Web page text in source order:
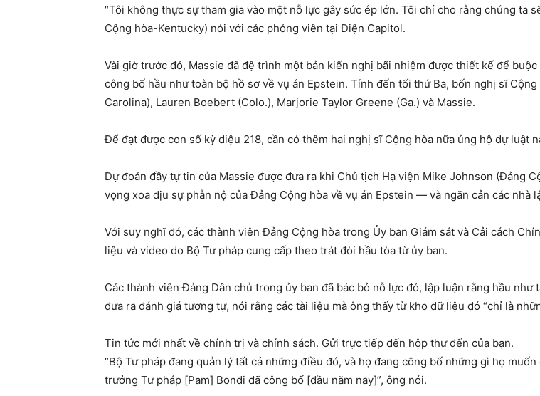
“Tôi không thực sự tham gia vào một nỗ lực gây sức ép lớn. Tôi chỉ cho rằng chúng ta
Cộng hòa-Kentucky) nói với các phóng viên tại Điện Capitol.
Vài giờ trước đó, Massie đã đệ trình một bản kiến ​​nghị bãi nhiệm được thiết kế để
công bố hầu như toàn bộ hồ sơ về vụ án Epstein. Tính đến tối thứ Ba, bốn nghị sĩ
Carolina), Lauren Boebert (Colo.), Marjorie Taylor Greene (Ga.) và Massie.
Để đạt được con số kỳ diệu 218, cần có thêm hai nghị sĩ Cộng hòa nữa ủng hộ dự luật
Dự đoán đầy tự tin của Massie được đưa ra khi Chủ tịch Hạ viện Mike Johnson (Đảng
vọng xoa dịu sự phẫn nộ của Đảng Cộng hòa về vụ án Epstein — và ngăn cản các nhà
Với suy nghĩ đó, các thành viên Đảng Cộng hòa trong Ủy ban Giám sát và Cải cách
liệu và video do Bộ Tư pháp cung cấp theo trát đòi hầu tòa từ ủy ban.
Các thành viên Đảng Dân chủ trong ủy ban đã bác bỏ nỗ lực đó, lập luận rằng hầu
đưa ra đánh giá tương tự, nói rằng các tài liệu mà ông thấy từ kho dữ liệu đó “chỉ là
Tin tức mới nhất về chính trị và chính sách. Gửi trực tiếp đến hộp thư đến của bạn.
“Bộ Tư pháp đang quản lý tất cả những điều đó, và họ đang công bố những gì họ
trưởng Tư pháp [Pam] Bondi đã công bố [đầu năm nay]”, ông nói.